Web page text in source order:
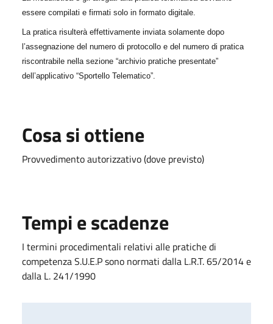
essere compilati e firmati solo in formato digitale.
La pratica risulterà effettivamente inviata solamente dopo
l’assegnazione del numero di protocollo e del numero di pratica
riscontrabile nella sezione “archivio pratiche presentate”
dell’applicativo “Sportello Telematico”.
Cosa si ottiene
Provvedimento autorizzativo (dove previsto)
Tempi e scadenze
I termini procedimentali relativi alle pratiche di
competenza S.U.E.P sono normati dalla L.R.T. 65/2014 e
dalla L. 241/1990